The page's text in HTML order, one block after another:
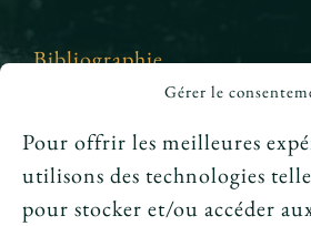
Gérer le
Pour offrir les meilleures
utilisons des technologies
pour stocker et/ou accéder
Bibliographie
Crédits et mentions légales